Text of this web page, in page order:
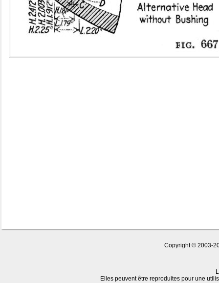
Copyright © 2003-
Elles peuvent être reproduites pour une